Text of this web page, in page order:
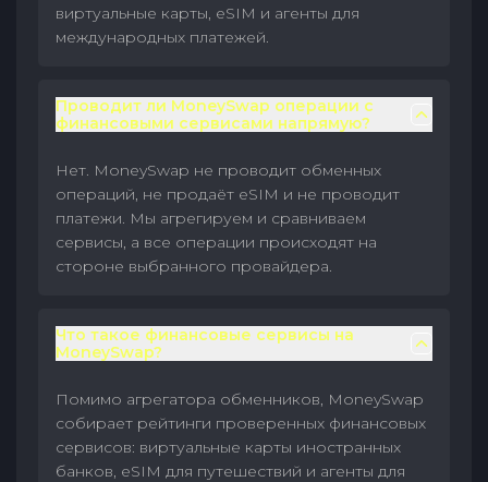
виртуальные карты, eSIM и агенты для
международных платежей.
Проводит ли MoneySwap операции с
финансовыми сервисами напрямую?
Нет. MoneySwap не проводит обменных
операций, не продаёт eSIM и не проводит
платежи. Мы агрегируем и сравниваем
сервисы, а все операции происходят на
стороне выбранного провайдера.
Что такое финансовые сервисы на
MoneySwap?
Помимо агрегатора обменников, MoneySwap
собирает рейтинги проверенных финансовых
сервисов: виртуальные карты иностранных
банков, eSIM для путешествий и агенты для